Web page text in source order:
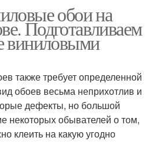
обои на
Подготавливаем
виниловыми
также требует определенной
обоев весьма неприхотлив и
дефекты, но большой
некоторых обывателей о том,
клеить на какую угодно